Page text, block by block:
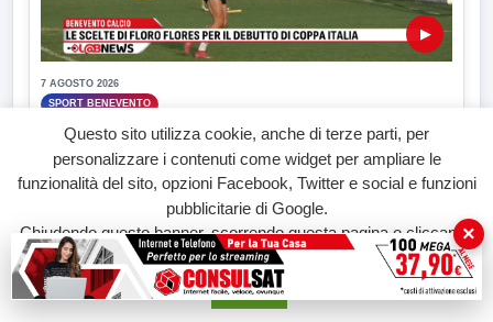
▶
7 AGOSTO 2026
SPORT BENEVENTO
Benevento Calcio: Le scelte di Floro Flores per il
debutto di Coppa Italia
Il Benevento è pronto al debutto di Coppa Italia. Scelte...
Questo sito utilizza cookie, anche di terze parti, per
personalizzare i contenuti come widget per ampliare le
funzionalità del sito, opzioni Facebook, Twitter e social e funzioni
pubblicitarie di Google.
Chiudendo questo banner, scorrendo questa pagina o cliccando
su qualunque suo elemento acconsenti all'uso dei cookie.
Accetta
×